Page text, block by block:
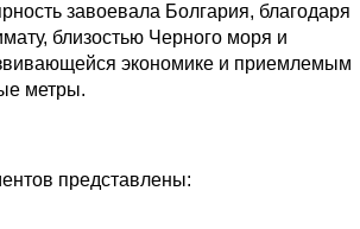
завоевала Болгария, благодаря
близостью Черного моря и
экономике и приемлемым
метры.
представлены: